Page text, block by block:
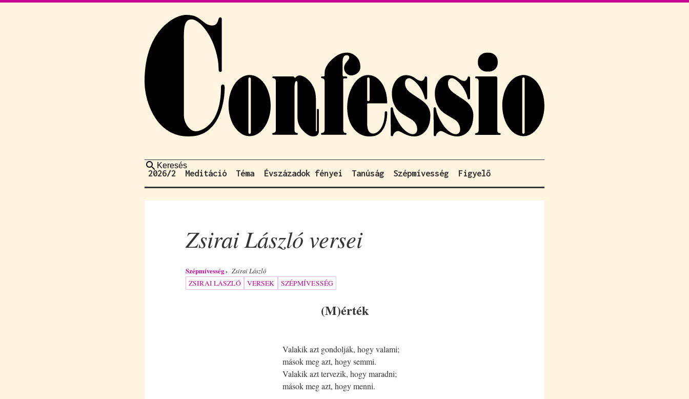
Keresés
2026/2 Meditáció Téma Évszázadok fényei Tanúság Szépmívesség Figyelő
Zsirai László versei
Szépmívesség Zsirai László
ZSIRAI LÁSZLÓ VERSEK SZÉPMÍVESSÉG
(M)érték
Valakik azt gondolják, hogy valami;
mások meg azt, hogy semmi.
Valakik azt tervezik, hogy maradni;
mások meg azt, hogy menni.